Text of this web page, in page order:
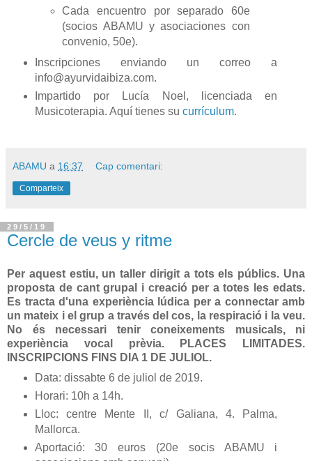
Cada encuentro por separado 60e
(socios ABAMU y asociaciones con
convenio, 50e).
Inscripciones enviando un correo a
info@ayurvidaibiza.com.
Impartido por Lucía Noel, licenciada en
Musicoterapia. Aquí tienes su currículum.
ABAMU a 16:37 Cap comentari:
Comparteix
29/5/19
Cercle de veus y ritme
Per aquest estiu, un taller dirigit a tots els públics. Una
proposta de cant grupal i creació per a totes les edats.
Es tracta d'una experiència lúdica per a connectar amb
un mateix i el grup a través del cos, la respiració i la veu.
No és necessari tenir coneixements musicals, ni
experiència vocal prèvia. PLACES LIMITADES.
INSCRIPCIONS FINS DIA 1 DE JULIOL.
Data: dissabte 6 de juliol de 2019.
Horari: 10h a 14h.
Lloc: centre Mente II, c/ Galiana, 4. Palma,
Mallorca.
Aportació: 30 euros (20e socis ABAMU i